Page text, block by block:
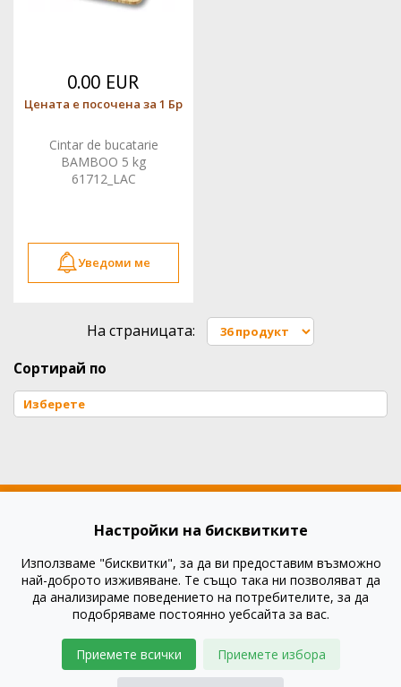
0.00 EUR
Цената е посочена за 1 Бр
Cintar de bucatarie
BAMBOO 5 kg
61712_LAC
Уведоми ме
На страницата:
Сортирай по
Как да купя?
Как да платя?
Въпроси и отговори
Правила и условия
Настройки на бисквитките
Използваме "бисквитки", за да ви предоставим възможно
най-доброто изживяване. Те също така ни позволяват да
да анализираме поведението на потребителите, за да
подобряваме постоянно уебсайта за вас.
Приемете всички Приемете избора